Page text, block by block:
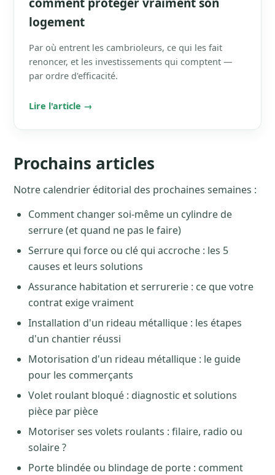
logement
Par où entrent les cambrioleurs, ce qui les fait
renoncer, et les investissements qui comptent —
par ordre d'efficacité.
Lire l'article →
Prochains articles
Notre calendrier éditorial des prochaines semaines :
Comment changer soi-même un cylindre de
serrure (et quand ne pas le faire)
Serrure qui force ou clé qui accroche : les 5
causes et leurs solutions
Assurance habitation et serrurerie : ce que votre
contrat exige vraiment
Installation d'un rideau métallique : les étapes
d'un chantier réussi
Motorisation d'un rideau métallique : le guide
pour les commerçants
Volet roulant bloqué : diagnostic et solutions
pièce par pièce
Motoriser ses volets roulants : filaire, radio ou
solaire ?
Porte blindée ou blindage de porte : comment